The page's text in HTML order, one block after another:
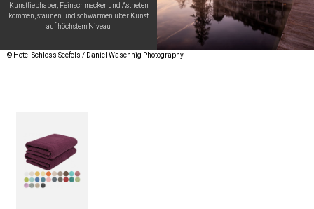
Kunstliebhaber, Feinschmecker und Ästheten
kommen, staunen und schwärmen über Kunst
auf höchstem Niveau
© Hotel Schloss Seefels / Daniel Waschnig Photography